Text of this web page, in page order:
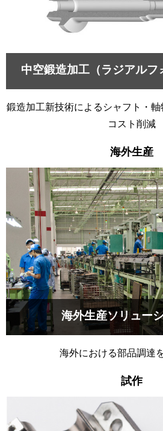
中空鍛造加工（ラジアルフ
鍛造加工新技術によるシャフト・軸
コスト削減
海外生産
海外生産ソリュー
海外における部品調達
試作